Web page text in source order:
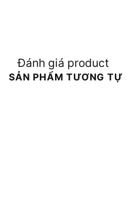
Đánh giá product
SẢN PHẨM TƯƠNG TỰ